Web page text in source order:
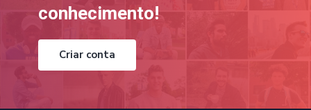
conhecimento!
Criar conta